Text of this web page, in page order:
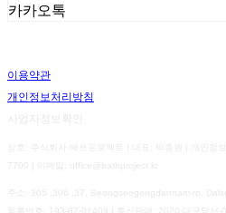
카카오톡
이용약관
개인정보처리방침
사업자정보확인
상호: 주식회사 배쓰프로젝트 | 대표: 박종원 | 개인정
7700 | 이메일: office@bathproject.kr
주소: 305 ,306 ,37, Seongseogongdannam-ro,
193-87-01409 2020-대구달서-